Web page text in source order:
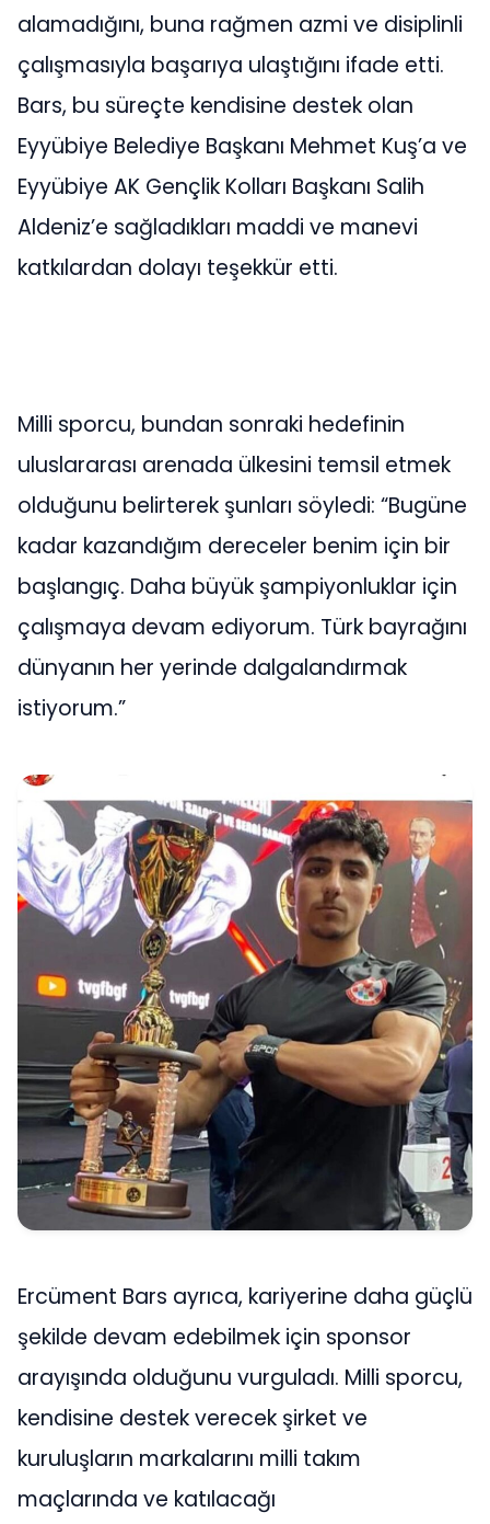
alamadığını, buna rağmen azmi ve disiplinli
çalışmasıyla başarıya ulaştığını ifade etti.
Bars, bu süreçte kendisine destek olan
Eyyübiye Belediye Başkanı Mehmet Kuş’a ve
Eyyübiye AK Gençlik Kolları Başkanı Salih
Aldeniz’e sağladıkları maddi ve manevi
katkılardan dolayı teşekkür etti.
Milli sporcu, bundan sonraki hedefinin
uluslararası arenada ülkesini temsil etmek
olduğunu belirterek şunları söyledi: “Bugüne
kadar kazandığım dereceler benim için bir
başlangıç. Daha büyük şampiyonluklar için
çalışmaya devam ediyorum. Türk bayrağını
dünyanın her yerinde dalgalandırmak
istiyorum.”
Ercüment Bars ayrıca, kariyerine daha güçlü
şekilde devam edebilmek için sponsor
arayışında olduğunu vurguladı. Milli sporcu,
kendisine destek verecek şirket ve
kuruluşların markalarını milli takım
maçlarında ve katılacağı